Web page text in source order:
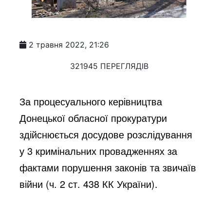
2 травня 2022, 21:26
321945 ПЕРЕГЛЯДІВ
За процесуального керівництва
Донецької обласної прокуратури
здійснюється досудове розслідування
у 3 кримінальних провадженнях за
фактами порушення законів та звичаїв
війни (ч. 2 ст. 438 КК України).